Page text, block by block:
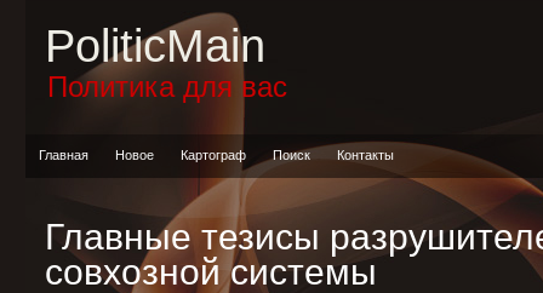
PoliticMain
Политика для вас
Главная Новое Картограф Поиск Контакты
Главные тезисы
совхозной системы